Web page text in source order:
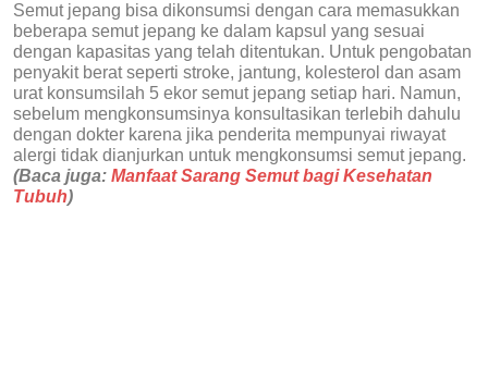
Semut jepang bisa dikonsumsi dengan cara memasukkan
beberapa semut jepang ke dalam kapsul yang sesuai
dengan kapasitas yang telah ditentukan. Untuk pengobatan
penyakit berat seperti stroke, jantung, kolesterol dan asam
urat konsumsilah 5 ekor semut jepang setiap hari. Namun,
sebelum mengkonsumsinya konsultasikan terlebih dahulu
dengan dokter karena jika penderita mempunyai riwayat
alergi tidak dianjurkan untuk mengkonsumsi semut jepang.
(Baca juga: Manfaat Sarang Semut bagi Kesehatan
Tubuh)